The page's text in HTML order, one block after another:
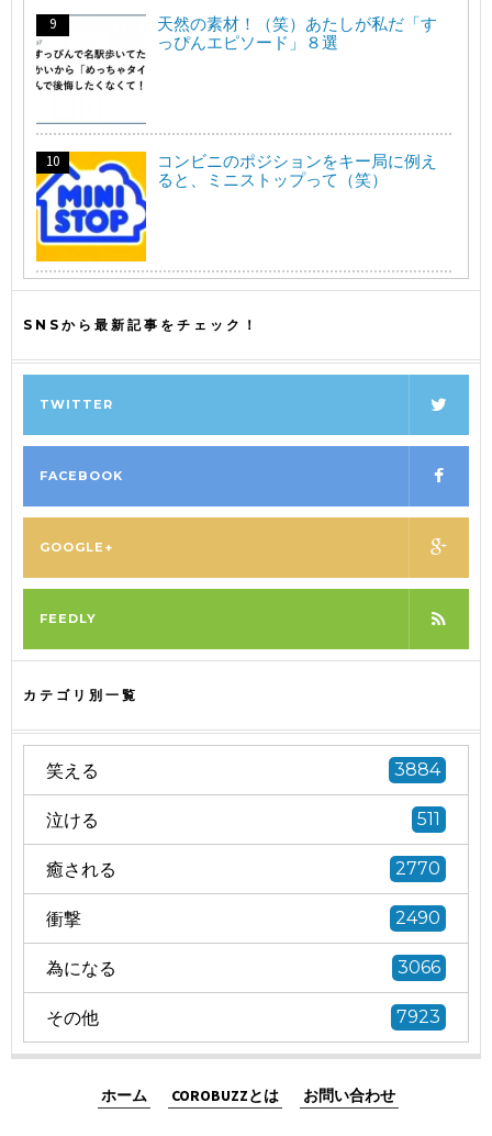
天然の素材！（笑）あたしが私だ「す
っぴんエピソード」８選
コンビニのポジションをキー局に例え
ると、ミニストップって（笑）
SNSから最新記事をチェック！
TWITTER
FACEBOOK
GOOGLE+
FEEDLY
カテゴリ別一覧
笑える 3884
泣ける 511
癒される 2770
衝撃 2490
為になる 3066
その他 7923
ホーム COROBUZZとは お問い合わせ